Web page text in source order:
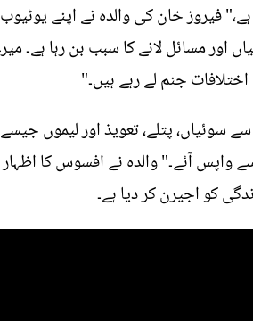
ہے،" فیروز خان کی والدہ نے اپنے
اور مسائل لانے کا سبب بن رہا ہے۔
جنم لے رہے ہیں۔"
سے سوئیاں، پتلے، تعویذ اور لیموں
واپس آئے۔" والدہ نے افسوس کا
کو اجیرن کر دیا ہے۔